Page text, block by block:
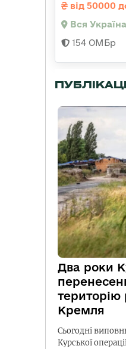
від 50000
Вся Україна
154 ОМБр
Два роки
територію
Кремля
Сьогодні
Курської